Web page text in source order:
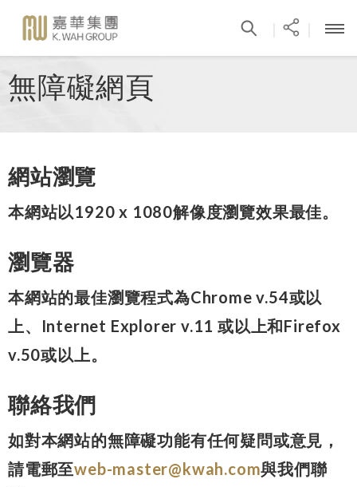
無障礙網頁
網站瀏覽
本網站以1920 x 1080解像度瀏覽效果最佳。
瀏覽器
本網站的最佳瀏覽程式為Chrome v.54或以
上、Internet Explorer v.11 或以上和Firefox
v.50或以上。
聯絡我們
如對本網站的無障礙功能有任何疑問或意見，
請電郵至web-master@kwah.com與我們聯